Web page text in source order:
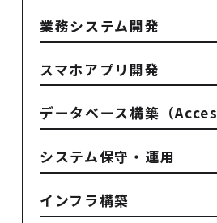
業務システム開発
スマホアプリ開発
データベース構築（
システム保守・運用
インフラ構築